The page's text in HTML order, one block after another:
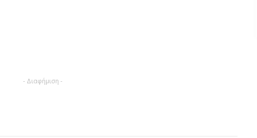
- Διαφήμιση -